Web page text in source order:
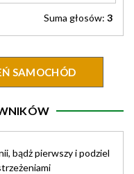
Suma głosów: 3
SAMOCHÓD
bądż pierwszy i podziel